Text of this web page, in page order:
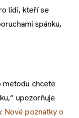
lidi, kteří se
spánku,
metodu chcete
upozorňuje
Nové poznatky o